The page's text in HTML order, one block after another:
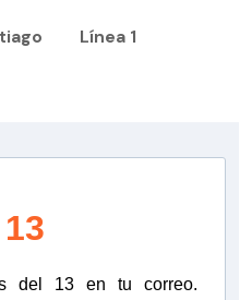
Línea 1
del 13 en tu correo.